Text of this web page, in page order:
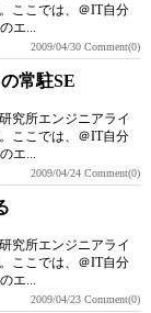
ここでは、＠IT自分
エ...
2009/04/30 Comment(0)
常駐SE
究所エンジニアライ
ここでは、＠IT自分
エ...
2009/04/24 Comment(0)
究所エンジニアライ
ここでは、＠IT自分
エ...
2009/04/23 Comment(0)